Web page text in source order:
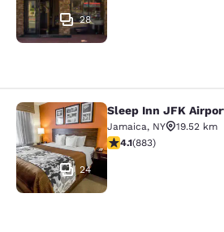
28
Sleep Inn JFK
24
Sleep Inn JFK
Jamaica, NY
19.52 km
Calificación de 4.11
4.1(883)